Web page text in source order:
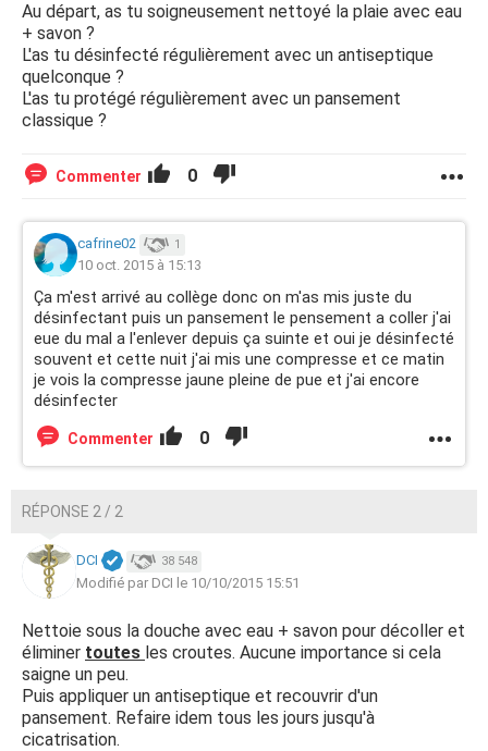
Au départ, as tu soigneusement nettoyé la plaie avec eau
+ savon ?
L'as tu désinfecté régulièrement avec un antiseptique
quelconque ?
L'as tu protégé régulièrement avec un pansement
classique ?
Commenter 0
cafrine02 1
10 oct. 2015 à 15:13
Ça m'est arrivé au collège donc on m'as mis juste du
désinfectant puis un pansement le pensement a coller j'ai
eue du mal a l'enlever depuis ça suinte et oui je désinfecté
souvent et cette nuit j'ai mis une compresse et ce matin
je vois la compresse jaune pleine de pue et j'ai encore
désinfecter
Commenter 0
RÉPONSE 2 / 2
DCI 38 548
Modifié par DCI le 10/10/2015 15:51
Nettoie sous la douche avec eau + savon pour décoller et
éliminer toutes les croutes. Aucune importance si cela
saigne un peu.
Puis appliquer un antiseptique et recouvrir d'un
pansement. Refaire idem tous les jours jusqu'à
cicatrisation.